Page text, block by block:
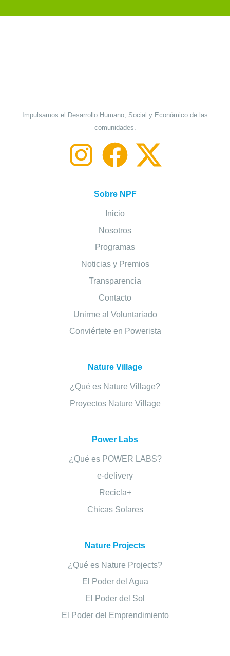
Impulsamos el Desarrollo Humano, Social y Económico de las
comunidades.
Sobre NPF
Inicio
Nosotros
Programas
Noticias y Premios
Transparencia
Contacto
Unirme al Voluntariado
Conviértete en Powerista
Nature Village
¿Qué es Nature Village?
Proyectos Nature Village
Power Labs
¿Qué es POWER LABS?
e-delivery
Recicla+
Chicas Solares
Nature Projects
¿Qué es Nature Projects?
El Poder del Agua
El Poder del Sol
El Poder del Emprendimiento